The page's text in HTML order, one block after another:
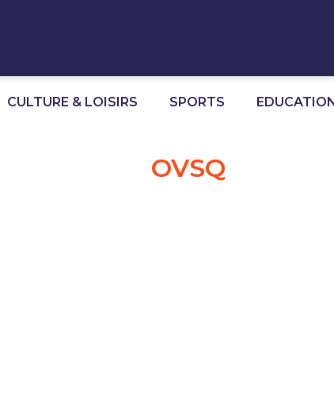
CULTURE & LOISIRS SPORTS
OVSQ